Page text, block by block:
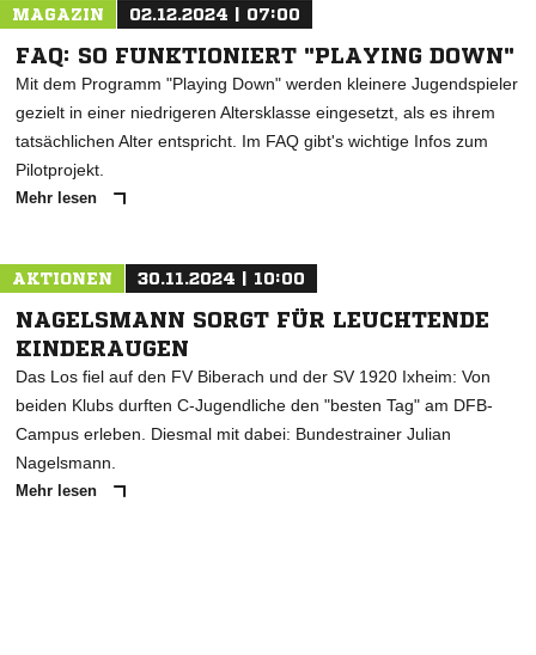
MAGAZIN 02.12.2024 | 07:00
FAQ: SO FUNKTIONIERT "PLAYING DOWN"
Mit dem Programm "Playing Down" werden kleinere Jugendspieler
gezielt in einer niedrigeren Altersklasse eingesetzt, als es ihrem
tatsächlichen Alter entspricht. Im FAQ gibt's wichtige Infos zum
Pilotprojekt.
Mehr lesen
AKTIONEN 30.11.2024 | 10:00
NAGELSMANN SORGT FÜR LEUCHTENDE
KINDERAUGEN
Das Los fiel auf den FV Biberach und der SV 1920 Ixheim: Von
beiden Klubs durften C-Jugendliche den "besten Tag" am DFB-
Campus erleben. Diesmal mit dabei: Bundestrainer Julian
Nagelsmann.
Mehr lesen